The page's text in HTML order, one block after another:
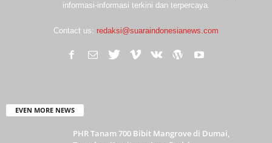
informasi-informasi terkini dan terpercaya.
Contact us: redaksi@suaraindonesianews.com
EVEN MORE NEWS
PHR Tanam 700 Bibit Mangrove di Dumai,